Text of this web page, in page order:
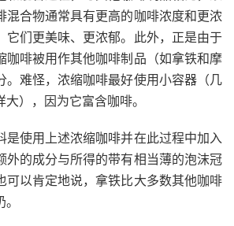
混合物通常具有更高的咖啡浓度和更浓
它们更美味、更浓郁。此外，正是由于
咖啡被用作其他咖啡制品（如拿铁和摩
。难怪，浓缩咖啡最好使用小容器（几
），因为它富含咖啡。
是使用上述浓缩咖啡并在此过程中加入
外的成分与所得的带有相当薄的泡沫冠
可以肯定地说，拿铁比大多数其他咖啡